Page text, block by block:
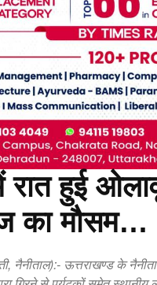
हुई
का मौसम…
नैनीताल):- ऊत्तराखण्ड के